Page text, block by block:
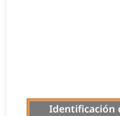
Identificación